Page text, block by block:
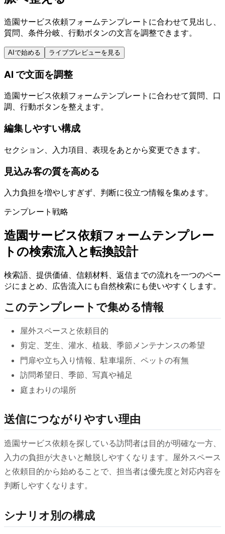
造園サービス依頼フォームテンプレートに合わせて見出し、
質問、条件分岐、行動ボタンの文言を調整できます。
AIで始める ライブプレビューを見る
AI で文面を調整
造園サービス依頼フォームテンプレートに合わせて質問、口
調、行動ボタンを整えます。
編集しやすい構成
セクション、入力項目、表現をあとから変更できます。
見込み客の質を高める
入力負担を増やしすぎず、判断に役立つ情報を集めます。
テンプレート戦略
造園サービス依頼フォームテンプレー
トの検索流入と転換設計
検索語、提供価値、信頼材料、返信までの流れを一つのペー
ジにまとめ、広告流入にも自然検索にも使いやすくします。
このテンプレートで集める情報
屋外スペースと依頼目的
剪定、芝生、灌水、植栽、季節メンテナンスの希望
門扉や立ち入り情報、駐車場所、ペットの有無
訪問希望日、季節、写真や補足
庭まわりの場所
送信につながりやすい理由
造園サービス依頼を探している訪問者は目的が明確な一方、
入力の負担が大きいと離脱しやすくなります。屋外スペース
と依頼目的から始めることで、担当者は優先度と対応内容を
判断しやすくなります。
シナリオ別の構成